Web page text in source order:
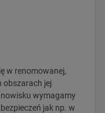
w renomowanej,
obszarach jej
wymagamy
jak np. w